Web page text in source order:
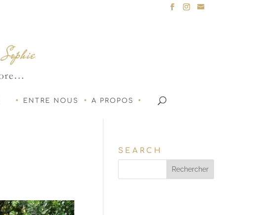
ENTRE NOUS A PROPOS
SEARCH